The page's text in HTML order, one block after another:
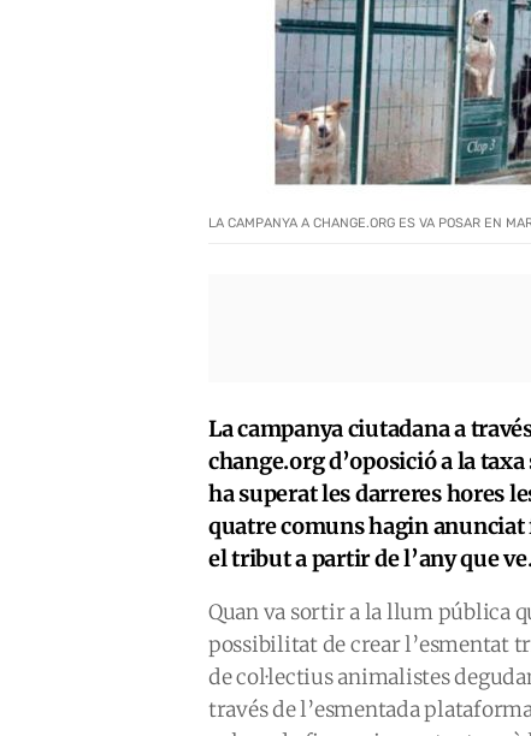
LA CAMPANYA A CHANGE.ORG ES VA POSAR EN
La campanya ciutadana a
change.org d’oposició a la
ha superat les darreres hores
quatre comuns hagin
el tribut a partir de l’any que
Quan va sortir a la llum pública
possibilitat de crear l’esmentat
de col·lectius animalistes
través de l’esmentada